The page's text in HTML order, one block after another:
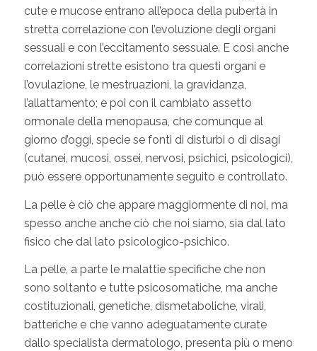
cute e mucose entrano all’epoca della pubertà in
stretta correlazione con l’evoluzione degli organi
sessuali e con l’eccitamento sessuale. E così anche
correlazioni strette esistono tra questi organi e
l’ovulazione, le mestruazioni, la gravidanza,
l’allattamento; e poi con il cambiato assetto
ormonale della menopausa, che comunque al
giorno d’oggi, specie se fonti di disturbi o di disagi
(cutanei, mucosi, ossei, nervosi, psichici, psicologici),
può essere opportunamente seguito e controllato.
La pelle è ciò che appare maggiormente di noi, ma
spesso anche anche ciò che noi siamo, sia dal lato
fisico che dal lato psicologico-psichico.
La pelle, a parte le malattie specifiche che non
sono soltanto e tutte psicosomatiche, ma anche
costituzionali, genetiche, dismetaboliche, virali,
batteriche e che vanno adeguatamente curate
dallo specialista dermatologo, presenta più o meno